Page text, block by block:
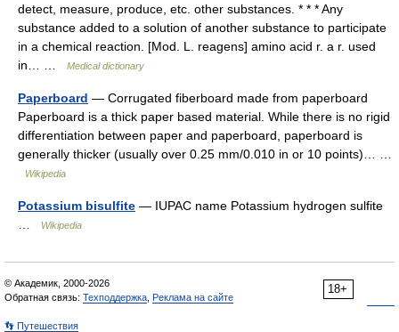
detect, measure, produce, etc. other substances. * * * Any
substance added to a solution of another substance to participate
in a chemical reaction. [Mod. L. reagens] amino acid r. a r. used
in… …
Medical dictionary
Paperboard — Corrugated fiberboard made from paperboard
Paperboard is a thick paper based material. While there is no rigid
differentiation between paper and paperboard, paperboard is
generally thicker (usually over 0.25 mm/0.010 in or 10 points)… …
Wikipedia
Potassium bisulfite — IUPAC name Potassium hydrogen sulfite
Wikipedia
18+
© Академик, 2000-2026
Обратная связь: Техподдержка Реклама на сайте
👣 Путешествия